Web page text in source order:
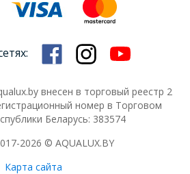
внесен в торговый реестр 2
номер в Торговом
Беларусь: 383574
2026 © AQUALUX.BY
Карта сайта